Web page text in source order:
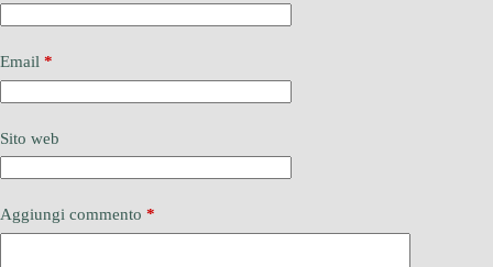
Email *
Sito web
Aggiungi commento *